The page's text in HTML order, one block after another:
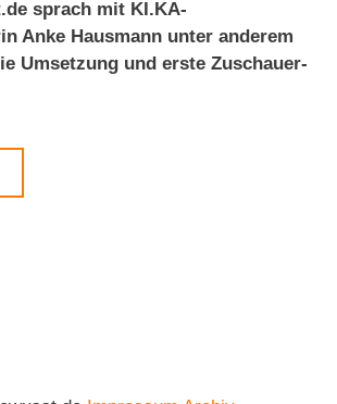
sprach mit KI.KA-
Anke Hausmann unter anderem
Umsetzung und erste Zuschauer-